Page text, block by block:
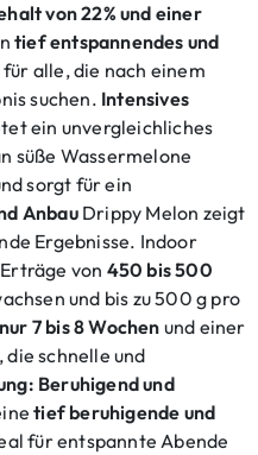
von 22% und einer
tief entspannendes und
alle, die nach einem
suchen. Intensives
ein unvergleichliches
süße Wassermelone
sorgt für ein
AnbauDrippy Melon zeigt
Ergebnisse. Indoor
von 450 bis 500
und bis zu 500 g pro
7 bis 8 Wochenund einer
schnelle und
Beruhigend und
tief beruhigende und
für entspannte Abende